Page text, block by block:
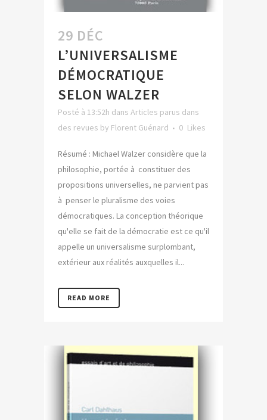
29 DÉC
L’UNIVERSALISME
DÉMOCRATIQUE
SELON WALZER
Posté à 13:52h dans Articles parus dans
des revues by Florent Guénard 0 Likes
Résumé : Michael Walzer considère que la
philosophie, portée à constituer des
propositions universelles, ne parvient pas
à penser le pluralisme des voies
démocratiques. La conception théorique
qu'elle se fait de la démocratie est ce qu'il
appelle un universalisme surplombant,
extérieur aux réalités auxquelles il...
READ MORE